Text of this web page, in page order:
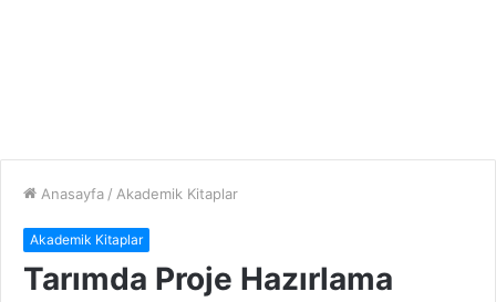
Anasayfa / Akademik Kitaplar
Akademik Kitaplar
Tarımda Proje Hazırlama